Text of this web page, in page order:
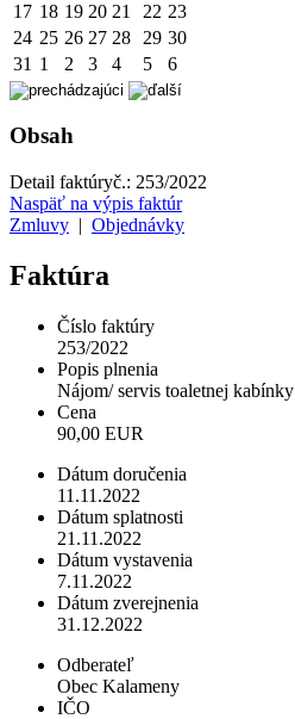
17 18 19 20 21 22 23
24 25 26 27 28 29 30
31 1 2 3 4 5 6
Obsah
Detail faktúryč.: 253/2022
Naspäť na výpis faktúr
Zmluvy | Objednávky
Faktúra
Číslo faktúry
253/2022
Popis plnenia
Nájom/ servis toaletnej kabínky
Cena
90,00 EUR
Dátum doručenia
11.11.2022
Dátum splatnosti
21.11.2022
Dátum vystavenia
7.11.2022
Dátum zverejnenia
31.12.2022
Odberateľ
Obec Kalameny
IČO